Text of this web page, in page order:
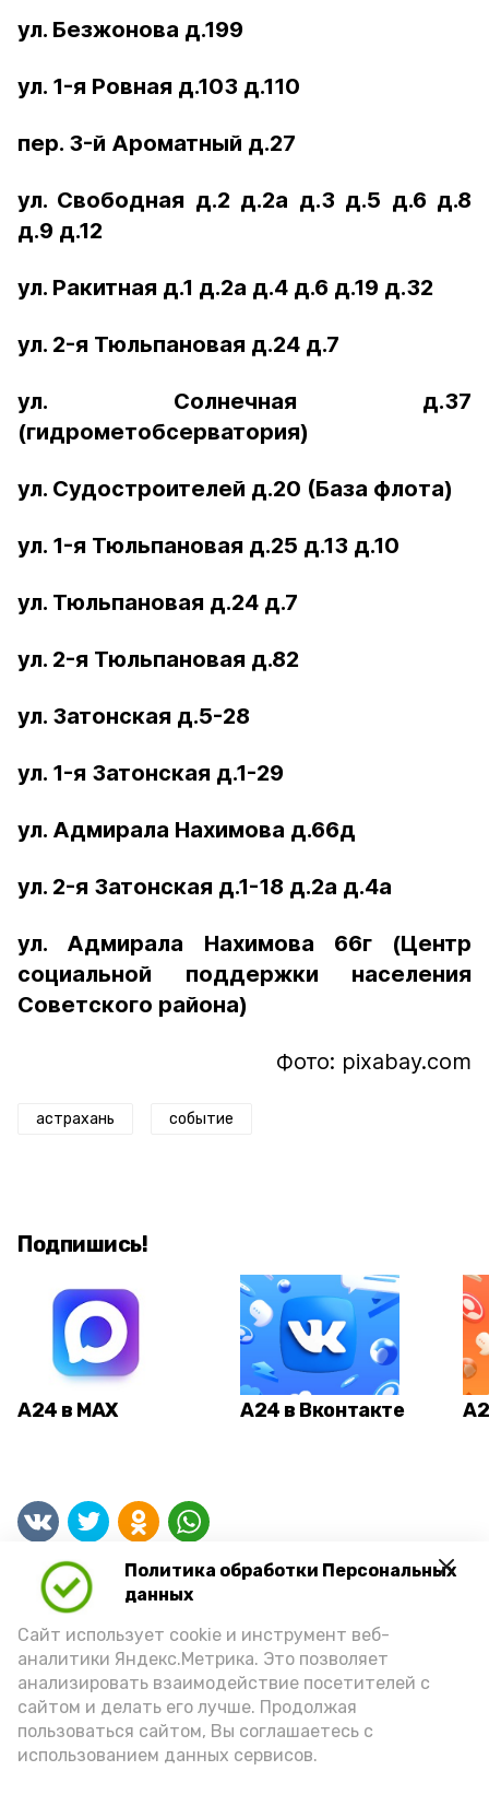
Политика обработки Персональных
данных
Сайт использует cookie и инструмент веб-
аналитики Яндекс.Метрика. Это позволяет
анализировать взаимодействие посетителей с
сайтом и делать его лучше. Продолжая
пользоваться сайтом, Вы соглашаетесь с
использованием данных сервисов.
ул. Безжонова д.199
ул. 1-я Ровная д.103 д.110
пер. 3-й Ароматный д.27
ул. Свободная д.2 д.2а д.3 д.5 д.6 д.8
д.9 д.12
ул. Ракитная д.1 д.2а д.4 д.6 д.19 д.32
ул. 2-я Тюльпановая д.24 д.7
ул. Солнечная д.37
(гидрометобсерватория)
ул. Судостроителей д.20 (База флота)
ул. 1-я Тюльпановая д.25 д.13 д.10
ул. Тюльпановая д.24 д.7
ул. 2-я Тюльпановая д.82
ул. Затонская д.5-28
ул. 1-я Затонская д.1-29
ул. Адмирала Нахимова д.66д
ул. 2-я Затонская д.1-18 д.2а д.4а
ул. Адмирала Нахимова 66г (Центр
социальной поддержки населения
Советского района)
Фото: pixabay.com
астрахань событие
Подпишись!
А24 в MAX А24 в Вконтакте
Астраханцам предложили
уРЫБнуться при виде воблы